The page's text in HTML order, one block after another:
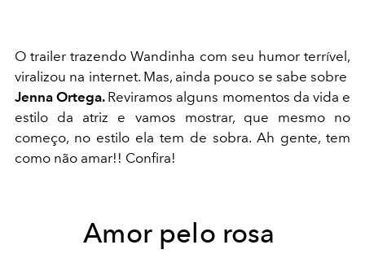
Otrailer trazendo Wandinha com seu humor terrível,
viralizou na internet. Mas, ainda pouco se sabe sobre
Jenna Ortega. Reviramos alguns momentos da vida e
estilo da atriz e vamos mostrar, que mesmo no
começo, no estilo ela tem de sobra. Ah gente, tem
como não amar!! Confira!
Amor pelo rosa